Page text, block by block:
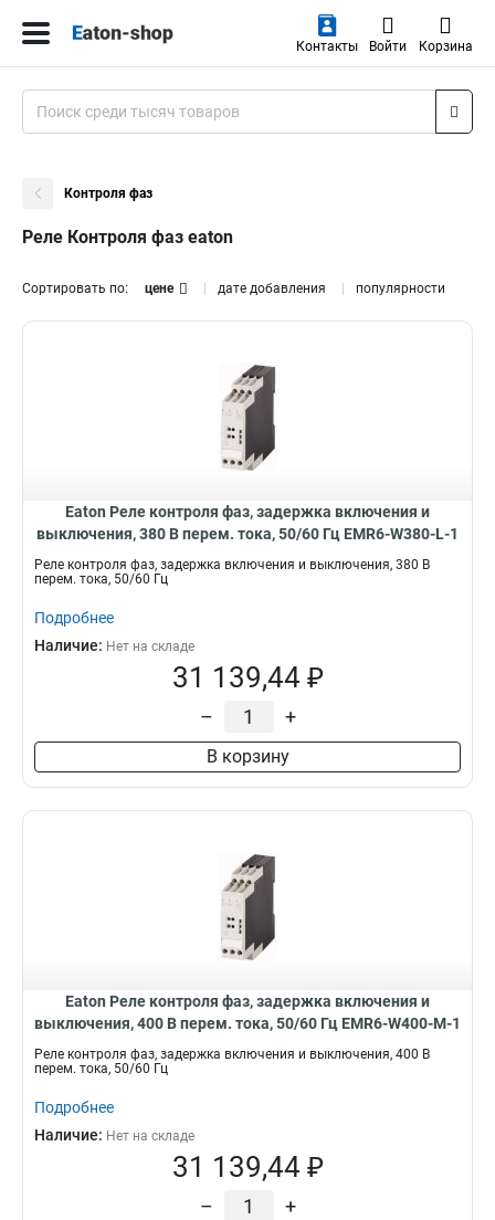
Контакты Войти Корзина
Контроля фаз
Реле Контроля фаз eaton
Сортировать по: цене дате добавления популярности
Eaton Реле контроля фаз, задержка включения и
выключения, 380 В перем. тока, 50/60 Гц EMR6-W380-L-1
Реле контроля фаз, задержка включения и выключения, 380 В
перем. тока, 50/60 Гц
Подробнее
Наличие: Нет на складе
31 139,44 ₽
– +
В корзину
Eaton Реле контроля фаз, задержка включения и
выключения, 400 В перем. тока, 50/60 Гц EMR6-W400-M-1
Реле контроля фаз, задержка включения и выключения, 400 В
перем. тока, 50/60 Гц
Подробнее
Наличие: Нет на складе
31 139,44 ₽
– +